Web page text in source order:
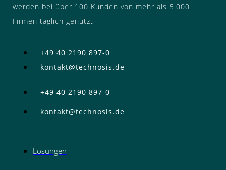
werden bei über 100 Kunden von mehr als 5.000
Firmen täglich genutzt
+49 40 2190 897-0
kontakt@technosis.de
+49 40 2190 897-0
kontakt@technosis.de
Lösungen